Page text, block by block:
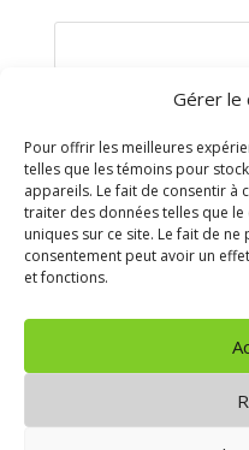
Gérer le
Pour offrir les meilleures
telles que les témoins pour
appareils. Le fait de consentir à
traiter des données telles que
uniques sur ce site. Le fait de
consentement peut avoir un
et fonctions.
Recent
Aucun commentaire à
Archives
Aucune archive à